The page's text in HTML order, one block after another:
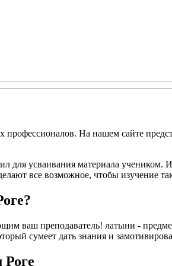
На нашем сайте
для усваивания материала
все возможное, чтобы изучение
ваш преподаватель! латыни -
сумеет дать знания и